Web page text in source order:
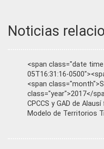
Noticias
<span class="date
05T16:31:16-
<span
class="year">2017</
CPCCS y GAD de
Modelo de Territorios